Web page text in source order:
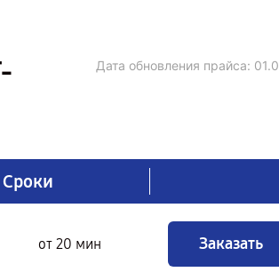
Дата обновления прайса:
Сроки
от 20 мин Заказать